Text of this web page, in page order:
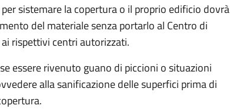
sistemare la copertura o il proprio edificio dovrà
del materiale senza portarlo al Centro di
rispettivi centri autorizzati.
essere rivenuto guano di piccioni o situazioni
alla sanificazione delle superfici prima di